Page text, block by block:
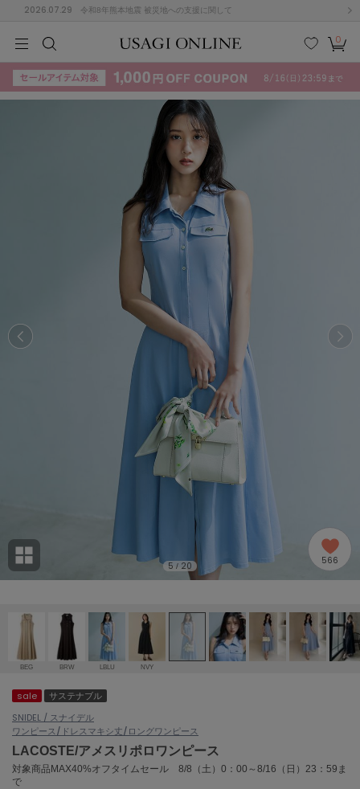
2026.07.29 令和8年熊本地震 被災地への支援に関して
検索
お気
に入
カー
ト
0
KIDSBABYBEAUTYLIFE STYLE
(715)
ョン雑貨 (865)
/ランジェリー (127)
ェア (121)
(124)
KIDSBABYBEAUTYLIFE STYLE
G
S T U
Z
他
ACYM
アシーム
adidas by Stella McCartney
アディダス バイ ステラマッカートニー
Ame no chi Hare
アメノチハレ
アモマ
ánuans
アニュアンス
ànuke
アンヌーク
ASICS
アシックス
5 / 20 566
BEG BRW LBLU NVY
sale
サステナブル
SNIDEL / スナイデル
ワンピース/ドレスマキシ丈/ロングワンピース
LACOSTE/アメスリポロワンピース
対象商品MAX40%オフタイムセール 8/8（土）0：00～8/16（日）23：59ま
で